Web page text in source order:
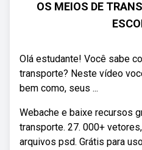
OS MEIOS DE
Olá estudante! Você sabe
transporte? Neste vídeo
bem como, seus ...
Webache e baixe recursos
transporte. 27. 000+
arquivos psd. Grátis para